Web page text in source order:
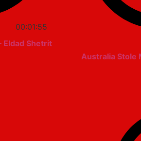
Australia Stole
00:01:55
Eldad Shetrit